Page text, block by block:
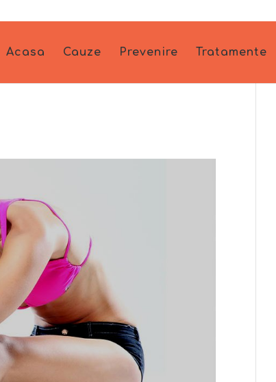
Acasa Cauze Prevenire Tratamente